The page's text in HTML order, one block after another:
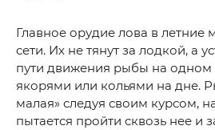
Главное орудие лова в
сети. Их не тянут за лодкой, а
пути движения рыбы на одном
якорями или кольями на дне.
малая» следуя своим курсом,
пытается пройти сквозь нее и